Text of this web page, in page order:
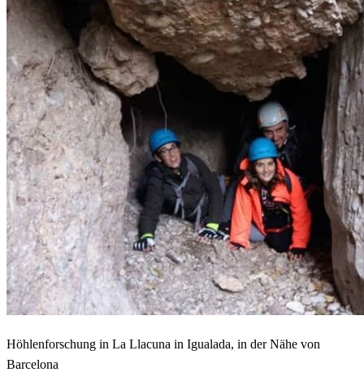
Höhlenforschung in La Llacuna in Igualada, in der Nähe von
Barcelona